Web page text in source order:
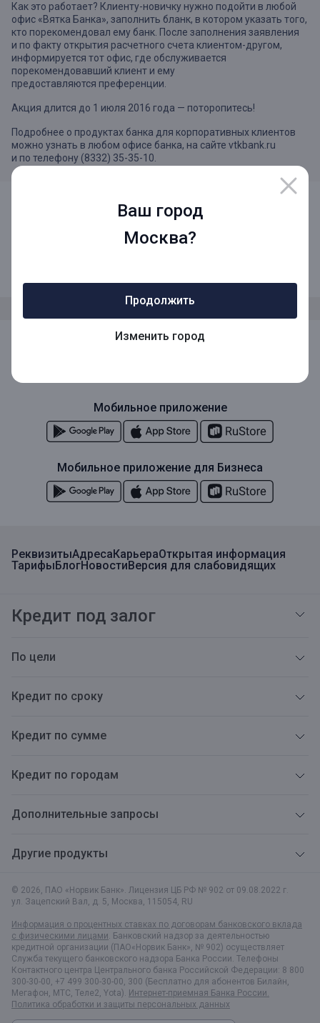
Ваш город
Москва?
Продолжить
Изменить город
Как это работает? Клиенту-новичку нужно подойти в любой
офис «Вятка Банка», заполнить бланк, в котором указать того,
кто порекомендовал ему банк. После заполнения заявления
и по факту открытия расчетного счета клиентом-другом,
информируется тот офис, где обслуживается
порекомендовавший клиент и ему
предоставляются преференции.
Акция длится до 1 июля 2016 года — поторопитесь!
Подробнее о продуктах банка для корпоративных клиентов
можно узнать в любом офисе банка, на сайте vtkbank.ru
и по телефону (8332) 35-35-10.
8 (800) 1001-777
© 2026, ПАО «Норвик Банк». Лицензия ЦБ РФ № 902 от 09.08.2022 г.
ул. Зацепский Вал, д. 5, Москва, 115054, RU
Информация о процентных ставках по договорам банковского вклада
с физическими лицами. Банковский надзор за деятельностью
кредитной организации (ПАО«Норвик Банк», № 902) осуществляет
Служба текущего банковского надзора Банка России. Телефоны
Контактного центра Центрального банка Российской Федерации: 8 800
300-30-00, +7 499 300-30-00, 300 (Бесплатно для абонентов Билайн,
Мегафон, МТС, Теле2, Yota). Интернет-приемная Банка России.
Политика обработки и защиты персональных данных
РеквизитыАдресаКарьераОткрытая информация
ТарифыБлогНовостиВерсия для слабовидящих
Кредит под залог
По цели
Кредит по сроку
Кредит по сумме
Кредит по городам
Дополнительные запросы
Другие продукты
Мобильное приложение
Мобильное приложение для Бизнеса